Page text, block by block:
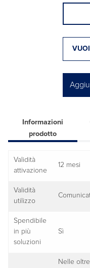
Informazioni
prodotto
Validità
attivazione
12 mesi
Validità
utilizzo
Spendibile
in più
soluzioni
Sì
Nelle